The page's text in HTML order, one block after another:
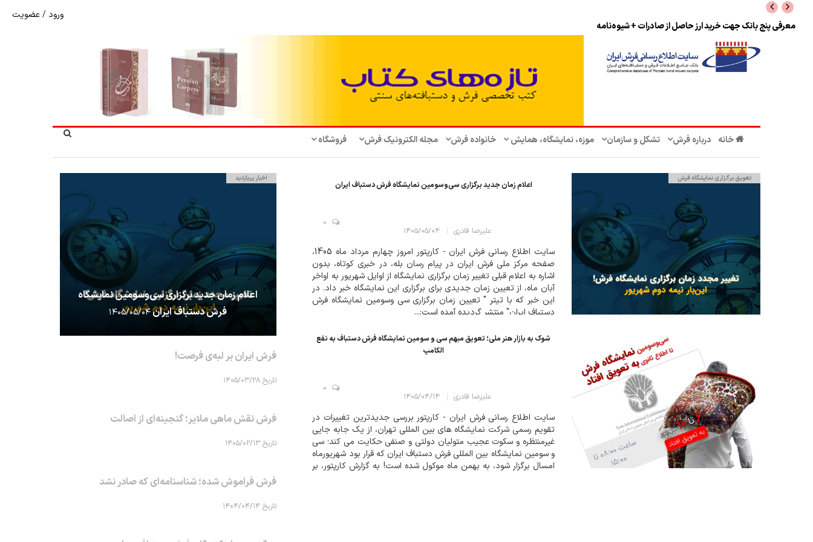
معرفی پنج بانک جهت خرید ارز حاصل از صادرات + شیوه‌نامه
ورود /عضویت
خانه درباره فرش تشکل‌ و سازمان‌ موزه، نمایشگاه، همایش‌ خانواده فرش مجله الکترونیک فرش فروشگاه
تعویق برگزاری نمایشگاه فرش
اعلام زمان جدید برگزاری سی‌وسومین نمایشگاه فرش دستباف ایران
علیرضا قادری ۱۴۰۵/۰۵/۰۴
0
سایت اطلاع رسانی فرش ایران - کارپتور امروز چهارم مرداد ماه 1405،
صفحه مرکز ملی فرش ایران در پیام رسان بله، در خبری کوتاه، بدون
اشاره به اعلام قبلی تغییر زمان برگزاری نمایشگاه از اوایل شهریور به اواخر
آبان ماه، از تعیین زمان جدیدی برای برگزاری این نمایشگاه خبر داد. در
این خبر که با تیتر " تعیین زمان برگزاری سی وسومین نمایشگاه فرش
دستباف ایران" منتشر گردیده آمده است:...
شوک به بازار هنر ملی؛ تعویق مبهم سی و سومین نمایشگاه فرش دستباف به نفع
الکامپ
علیرضا قادری ۱۴۰۵/۰۴/۱۴
0
سایت اطلاع رسانی فرش ایران - کارپتور بررسی جدیدترین تغییرات در
تقویم رسمی شرکت نمایشگاه های بین المللی تهران، از یک جابه جایی
غیرمنتظره و سکوت عجیب متولیان دولتی و صنفی حکایت می کند؛ سی
و سومین نمایشگاه بین المللی فرش دستباف ایران که قرار بود شهریورماه
امسال برگزار شود، به بهمن ماه موکول شده است! به گزارش کارپتور، بر
اخبار پربازدید
اعلام زمان جدید برگزاری سی‌وسومین نمایشگاه
فرش دستباف ایران۱۴۰۵/۰۵/۰۴
فرش ایران بر لبه‌ی فرصت!
تاریخ ۱۴۰۵/۰۳/۲۸
فرش نقش ماهی‌ ملایر؛ گنجینه‌ای از اصالت
تاریخ ۱۴۰۵/۰۲/۱۳
فرش فراموش شده؛ شناسنامه‌ای که صادر نشد
تاریخ ۱۴۰۴/۰۴/۱۴